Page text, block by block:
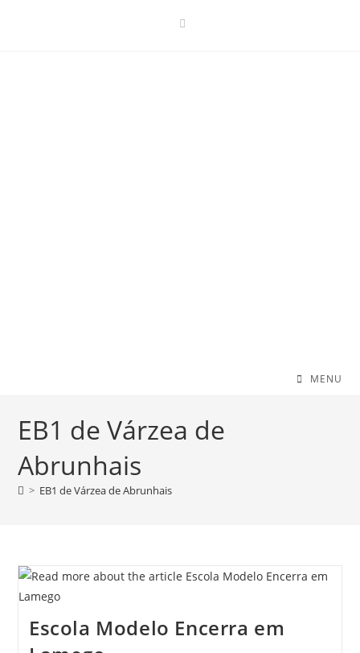
MENU
EB1 de Várzea de
Abrunhais
> EB1 de Várzea de Abrunhais
Escola Modelo Encerra em